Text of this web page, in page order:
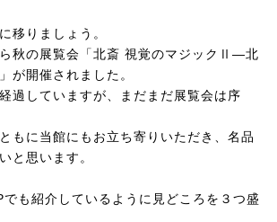
移りましょう。
秋の展覧会「北斎 視覚のマジックⅡ―北
が開催されました。
過していますが、まだまだ展覧会は序
もに当館にもお立ち寄りいただき、名品
と思います。
も紹介しているように見どころを３つ盛